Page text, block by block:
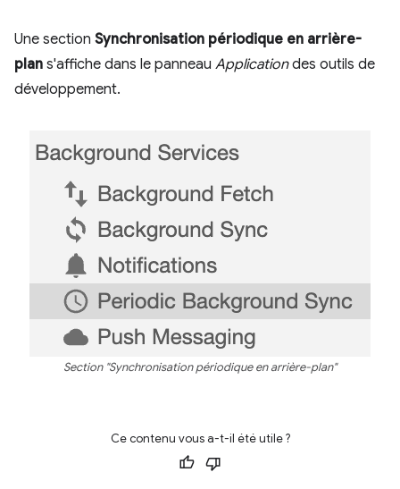
Une section Synchronisation périodique en arrière-
plan s'affiche dans le panneau Applicationdes outils de
développement.
Section "Synchronisation périodique en arrière-plan"
Ce contenu vous a-t-il été utile ?